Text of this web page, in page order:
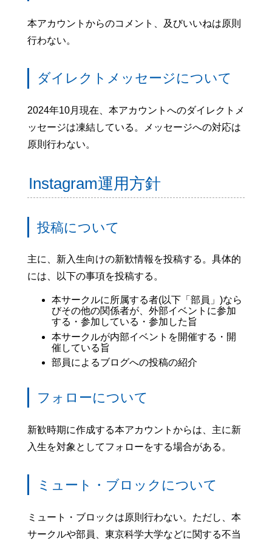
本アカウントからのコメント、及びいいねは原則
行わない。
ダイレクトメッセージについて
2024年10月現在、本アカウントへのダイレクトメ
ッセージは凍結している。メッセージへの対応は
原則行わない。
Instagram運用方針
投稿について
主に、新入生向けの新歓情報を投稿する。具体的
には、以下の事項を投稿する。
本サークルに所属する者(以下「部員」)なら
びその他の関係者が、外部イベントに参加
する・参加している・参加した旨
本サークルが内部イベントを開催する・開
催している旨
部員によるブログへの投稿の紹介
フォローについて
新歓時期に作成する本アカウントからは、主に新
入生を対象としてフォローをする場合がある。
ミュート・ブロックについて
ミュート・ブロックは原則行わない。ただし、本
サークルや部員、東京科学大学などに関する不当